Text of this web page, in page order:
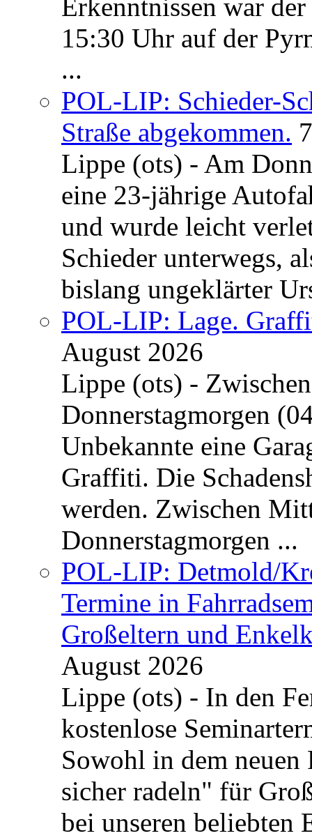
Erkenntnissen war
15:30 Uhr auf der
...
POL-LIP: Schieder-
Straße abgekommen.
Lippe (ots) - Am
eine 23-jährige
und wurde leicht
Schieder unterwegs,
bislang ungeklärter
POL-LIP: Lage.
August 2026
Lippe (ots) -
Donnerstagmorgen
Unbekannte eine
Graffiti. Die
werden. Zwischen
Donnerstagmorgen ...
POL-LIP: Detmold/
Termine in
Großeltern und
August 2026
Lippe (ots) - In den
kostenlose
Sowohl in dem neuen
sicher radeln" für
bei unseren beliebten